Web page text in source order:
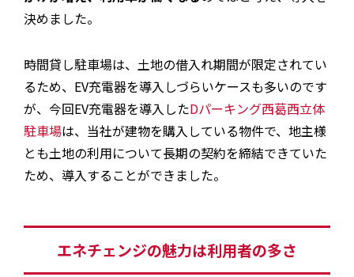
決めました。
時間貸し駐車場は、土地の借入れ期間が限定されてい
るため、EV充電器を導入しづらいケースも多いのです
が、今回EV充電器を導入したDパーキング西葛西立体
駐車場は、当社が建物を購入している物件で、地主様
とも土地の利用について長期の契約を締結できていた
ため、導入することができました。
エネチェンジの魅力は利用者の多さ